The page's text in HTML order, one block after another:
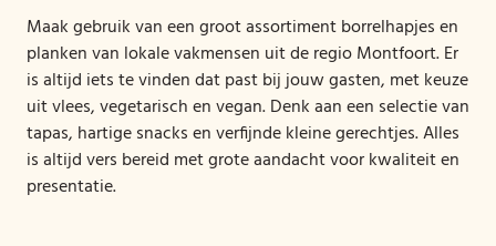
Maak gebruik van een groot assortiment borrelhapjes en
planken van lokale vakmensen uit de regio Montfoort. Er
is altijd iets te vinden dat past bij jouw gasten, met keuze
uit vlees, vegetarisch en vegan. Denk aan een selectie van
tapas, hartige snacks en verfijnde kleine gerechtjes. Alles
is altijd vers bereid met grote aandacht voor kwaliteit en
presentatie.